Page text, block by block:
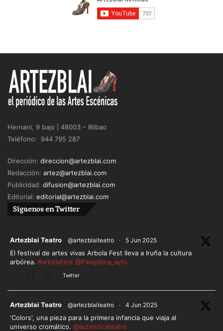
Hernani, 9 bajo | 48003 – Bilbao
Teléfono: 944 795 287
Dirección: direccion@artezblai.com
Redacción: artez@artezblai.com
Publicidad: difusion@artezblai.com
Editorial: editorial@artezblai.com
Síguenos en Twitter
Artezblai Teatro @artezblaiteatro · 5 Jun 2025
El festival de artes vivas Arbola Fest lleva a Iruña la cultura
arbórea. #arbolafest @Pamplona_ayto
Twitter
Artezblai Teatro @artezblaiteatro · 4 Jun 2025
'Colors', una pieza para la primera infancia que viaja al
universo cromático. @autenticateatro